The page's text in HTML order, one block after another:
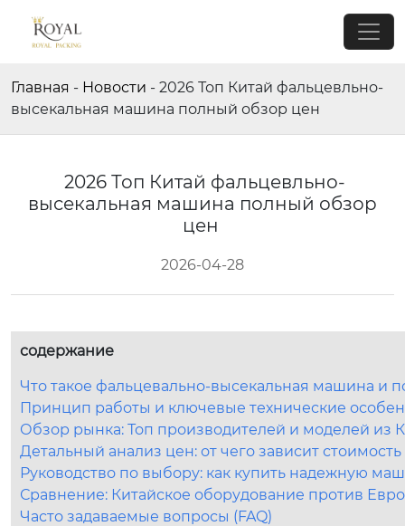
Главная - Новости - 2026 Топ Китай фальцевльно-
высекальная машина полный обзор цен
2026 Топ Китай фальцевльно-
высекальная машина полный обзор
цен
2026-04-28
содержание
Что такое фальцевально-высекальная машина и
Принцип работы и ключевые технические
Обзор рынка: Топ производителей и моделей из
Детальный анализ цен: от чего зависит
Руководство по выбору: как купить надежную
Сравнение: Китайское оборудование против
Часто задаваемые вопросы (FAQ)